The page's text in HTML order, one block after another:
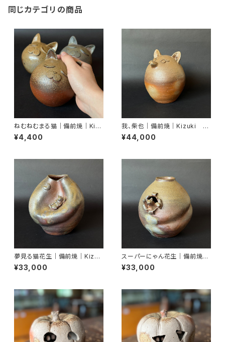
同じカテゴリの商品
ねむねむまる猫｜備前焼｜Kizu
ki Miyako｜末石窯
¥4,400
我、柴也｜備前焼｜Kizuki Mi
yako｜末石窯
¥44,000
夢見る猫花生｜備前焼｜Kizuk
i Miyako｜末石窯
¥33,000
スーパーにゃん花生｜備前焼｜
Kizuki Miyako｜末石窯
¥33,000